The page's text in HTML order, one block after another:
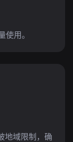
使用。
地域限制，确